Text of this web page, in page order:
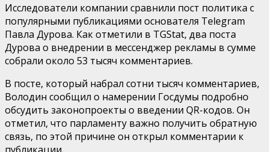
Исследователи компании сравнили пост политика с
популярными публикациями основателя Telegram
Павла Дурова. Как отметили в TGStat, два поста
Дурова о внедрении в мессенджер рекламы в сумме
собрали около 53 тысяч комментариев.
В посте, который набрал сотни тысяч комментариев,
Володин сообщил о намерении Госдумы подробно
обсудить законопроекты о введении QR-кодов. Он
отметил, что парламенту важно получить обратную
связь, по этой причине он открыл комментарии к